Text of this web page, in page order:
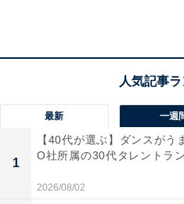
最新 一週
1
【40代が選ぶ】ダンスがう
O社所属の30代タレントラ
2026/08/02